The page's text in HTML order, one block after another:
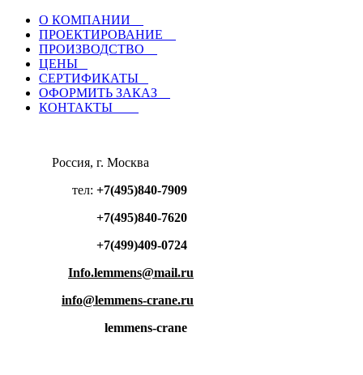
О КОМПАНИИ
ПРОЕКТИРОВАНИЕ
ПРОИЗВОДСТВО
ЦЕНЫ
СЕРТИФИКАТЫ
ОФОРМИТЬ ЗАКАЗ
КОНТАКТЫ
Россия, г. Москва
тел: +7(495)840-7909
+7(495)840-7620
+7(499)409-0724
Info.lemmens@mail.ru
info@lemmens-crane.ru
lemmens-crane